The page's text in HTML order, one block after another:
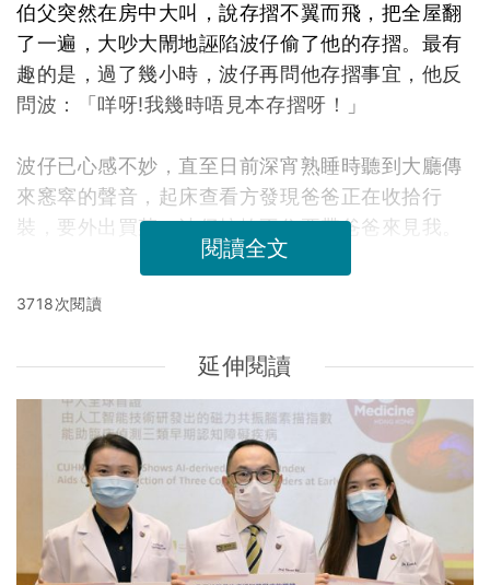
伯父突然在房中大叫，說存摺不翼而飛，把全屋翻
了一遍，大吵大閙地誣陷波仔偷了他的存摺。最有
趣的是，過了幾小時，波仔再問他存摺事宜，他反
問波：「咩呀!我幾時唔見本存摺呀！」
波仔已心感不妙，直至日前深宵熟睡時聽到大廳傳
來窸窣的聲音，起床查看方發現爸爸正在收拾行
裝，要外出買菜，波仔按捺不住要帶爸爸來見我。
閱讀全文
3718次閱讀
延伸閱讀